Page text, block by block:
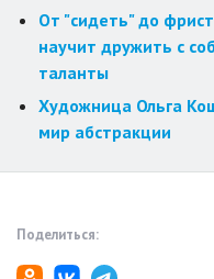
От "сидеть" до
научит дружить с
таланты
Художница Ольга
мир абстракции
Поделиться: